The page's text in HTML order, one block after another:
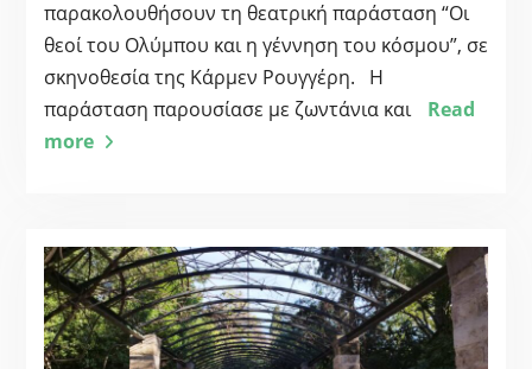
παρακολουθήσουν τη θεατρική παράσταση “Οι
θεοί του Ολύμπου και η γέννηση του κόσμου”, σε
σκηνοθεσία της Κάρμεν Ρουγγέρη. Η
παράσταση παρουσίασε με ζωντάνια και
Read
more